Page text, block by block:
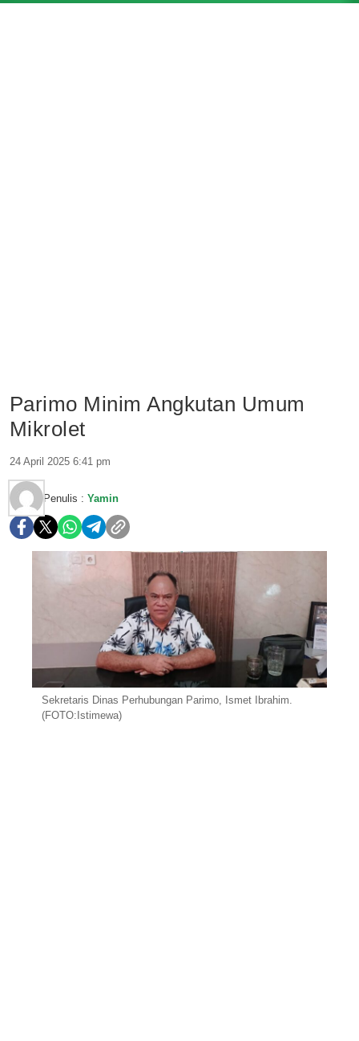
Parimo Minim Angkutan Umum
Mikrolet
24 April 2025 6:41 pm
Penulis : Yamin
Sekretaris Dinas Perhubungan Parimo, Ismet Ibrahim.
(FOTO:Istimewa)